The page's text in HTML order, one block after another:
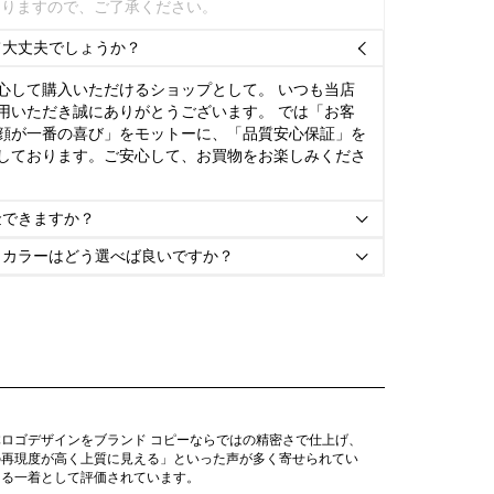
ますので、ご了承ください。
丈夫でしょうか？ 
して購入いただけるショップとして。 いつも当店
いただき誠にありがとうございます。 では「お客
が一番の喜び」をモットーに、「品質安心保証」を
ております。ご安心して、お買物をお楽しみくださ
きますか？ 
ラーはどう選べば良いですか？ 
デザインをブランド コピーならではの精密さで仕上げ、
現度が高く上質に見える」といった声が多く寄せられてい
一着として評価されています。